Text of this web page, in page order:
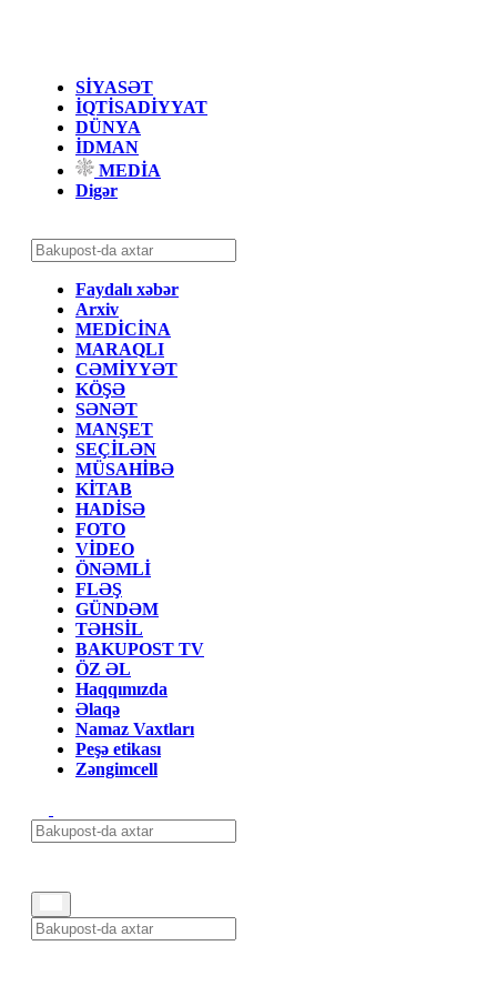
SİYASƏT
İQTİSADİYYAT
DÜNYA
İDMAN
MEDİA
Digər
Faydalı xəbər
Arxiv
MEDİCİNA
MARAQLI
CƏMİYYƏT
KÖŞƏ
SƏNƏT
MANŞET
SEÇİLƏN
MÜSAHİBƏ
KİTAB
HADİSƏ
FOTO
VİDEO
ÖNƏMLİ
FLƏŞ
GÜNDƏM
TƏHSİL
BAKUPOST TV
ÖZ ƏL
Haqqımızda
Əlaqə
Namaz Vaxtları
Peşə etikası
Zəngimcell